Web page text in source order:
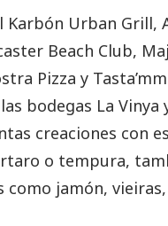
Karbón Urban Grill,
Beach Club,
Pizza y
bodegas La
creaciones con
o tempura,
como jamón,